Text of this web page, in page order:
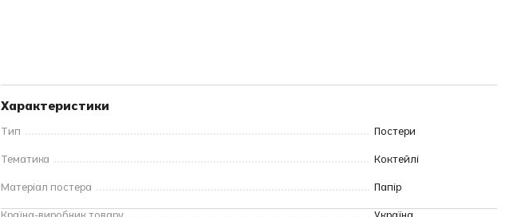
Характеристики
Тип Постери
Тематика Коктейлі
Матеріал постера Папір